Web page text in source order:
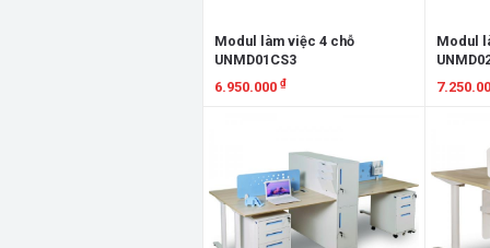
Modul làm việc 4 chỗ
UNMD01CS3
6.950.000 ₫
Modul